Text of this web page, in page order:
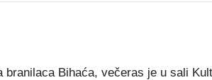
branilaca Bihaća, večeras je u sali